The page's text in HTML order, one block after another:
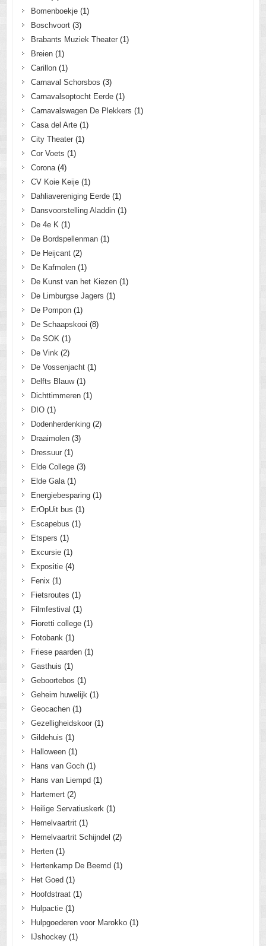
Bomenboekje(1)
Boschvoort(3)
Brabants Muziek Theater(1)
Breien(1)
Carillon(1)
Carnaval Schorsbos (3)
Carnavalsoptocht Eerde(1)
Carnavalswagen De Plekkers (1)
Casa del Arte(1)
City Theater(1)
Cor Voets (1)
Corona(4)
CV Koie Keije(1)
Dahliavereniging Eerde(1)
Dansvoorstelling Aladdin(1)
De 4e K(1)
De Bordspellenman(1)
De Heijcant(2)
De Kafmolen(1)
De Kunst van het Kiezen(1)
De Limburgse Jagers (1)
De Pompon(1)
De Schaapskooi (8)
De SOK(1)
De Vink(2)
De Vossenjacht(1)
Delfts Blauw(1)
Dichttimmeren(1)
DIO(1)
Dodenherdenking(2)
Draaimolen(3)
Dressuur(1)
Elde College(3)
Elde Gala(1)
Energiebesparing(1)
ErOpUit bus (1)
Escapebus (1)
Etspers (1)
Excursie(1)
Expositie(4)
Fenix (1)
Fietsroutes (1)
Filmfestival (1)
Fioretti college(1)
Fotobank(1)
Friese paarden(1)
Gasthuis (1)
Geboortebos (1)
Geheim huwelijk(1)
Geocachen(1)
Gezelligheidskoor(1)
Gildehuis (1)
Halloween(1)
Hans van Goch(1)
Hans van Liempd (1)
Hartemert(2)
Heilige Servatiuskerk(1)
Hemelvaartrit(1)
Hemelvaartrit Schijndel (2)
Herten(1)
Hertenkamp De Beemd (1)
Het Goed (1)
Hoofdstraat(1)
Hulpactie(1)
Hulpgoederen voor Marokko(1)
IJshockey(1)